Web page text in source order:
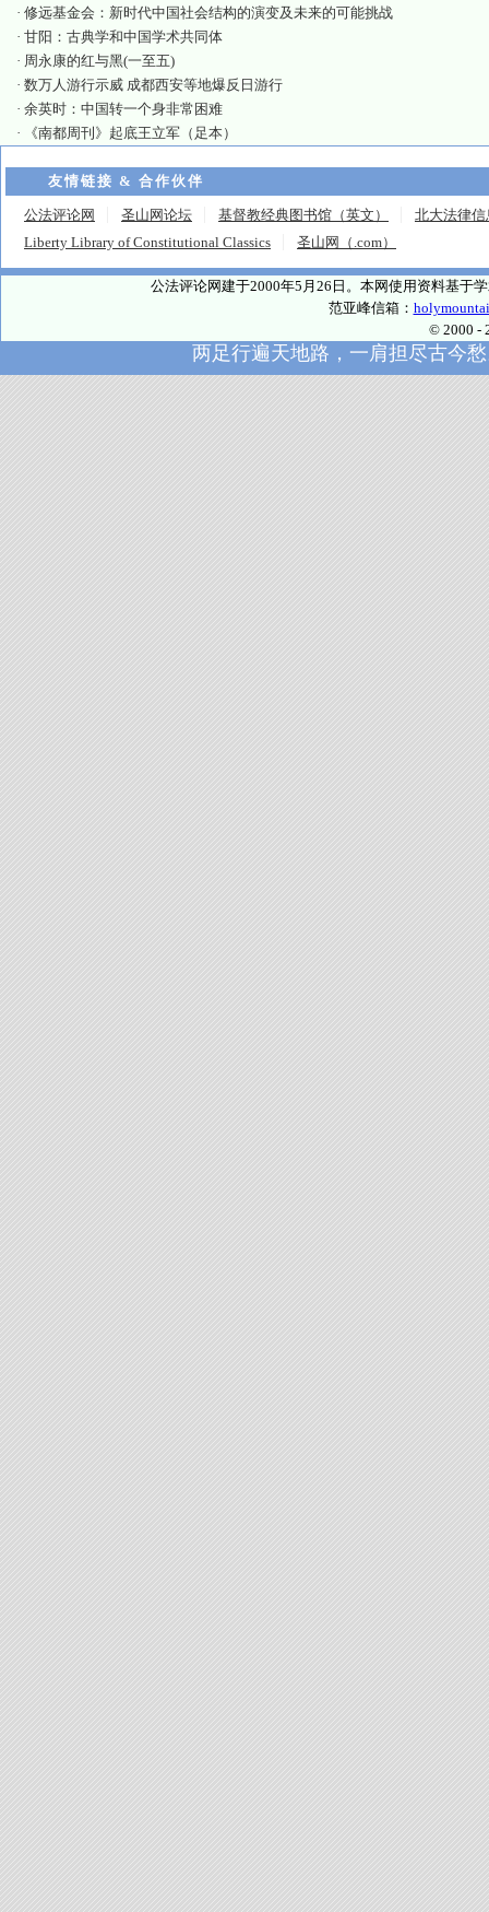
· 修远基金会：新时代中国社会结构的演变及未来的可能挑战
· 甘阳：古典学和中国学术共同体
· 周永康的红与黑(一至五)
· 数万人游行示威 成都西安等地爆反日游行
· 余英时：中国转一个身非常困难
·
《南都周刊》起底王立军（足本）
友情链接 & 合作伙伴
公法评论网 圣山网论坛 基督教经典图书馆（英文）
北大法律信
Liberty Library of Constitutional Classics
圣山网（.com）
公法评论网建于2000年5月26日。本网使用资料基于
范亚峰信箱：
© 2000 -
两足行遍天地路，一肩担尽古今